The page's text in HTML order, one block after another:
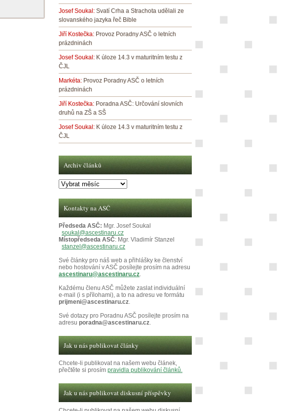
Josef Soukal: Svatí Crha a Strachota udělali ze
slovanského jazyka řeč Bible
Jiří Kostečka: Provoz Poradny ASČ o letních
prázdninách
Josef Soukal: K úloze 14.3 v maturitním testu z
ČJL
Markéta: Provoz Poradny ASČ o letních
prázdninách
Jiří Kostečka: Poradna ASČ: Určování slovních
druhů na ZŠ a SŠ
Josef Soukal: K úloze 14.3 v maturitním testu z
ČJL
Archiv článků
Archiv
článků
Kontakty na ASČ
Předseda ASČ: Mgr. Josef Soukal
soukal@ascestinaru.cz
Místopředseda ASČ: Mgr. Vladimír Stanzel
stanzel@ascestinaru.cz
Své články pro náš web a přihlášky ke členství
nebo hostování v ASČ posílejte prosím na adresu
ascestinaru@ascestinaru.cz.
Každému členu ASČ můžete zaslat individuální
e-mail (i s přílohami), a to na adresu ve formátu
prijmeni@ascestinaru.cz.
Své dotazy pro Poradnu ASČ posílejte prosím na
adresu poradna@ascestinaru.cz.
Jak u nás publikovat články
Chcete-li publikovat na našem webu článek,
přečtěte si prosím pravidla publikování článků.
Jak u nás publikovat diskusní příspěvky